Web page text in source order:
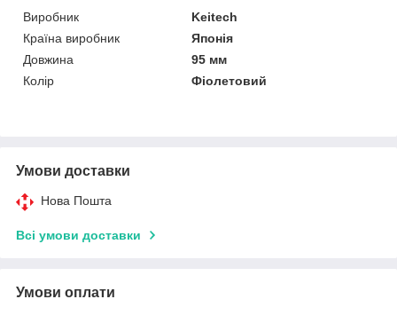
Виробник
Keitech
Країна виробник
Японія
Довжина
95 мм
Колір
Фіолетовий
Умови доставки
Нова Пошта
Всі умови доставки
Умови оплати